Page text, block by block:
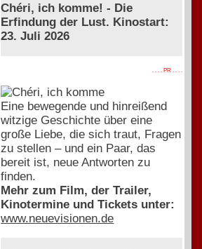
Chéri, ich komme! - Die
Erfindung der Lust. Kinostart:
23. Juli 2026
. . . . PR . . . .
Eine bewegende und hinreißend
witzige Geschichte über eine
große Liebe, die sich traut, Fragen
zu stellen – und ein Paar, das
bereit ist, neue Antworten zu
finden.
Mehr zum Film, der Trailer,
Kinotermine und Tickets unter:
www.neuevisionen.de